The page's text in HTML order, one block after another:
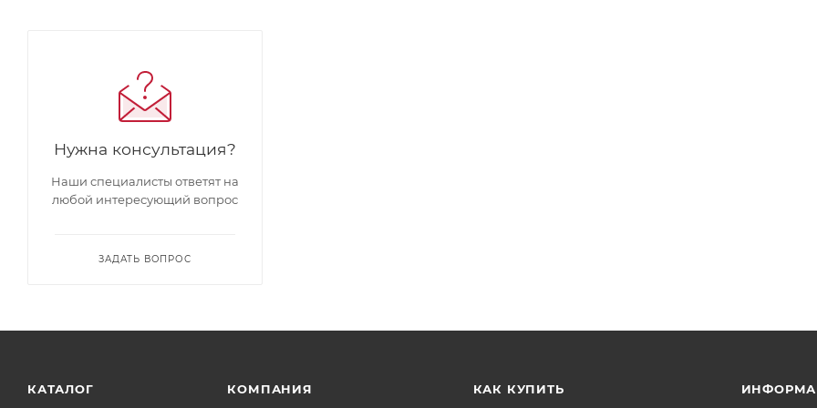
Нужна консультация?
Наши специалисты ответят на
любой интересующий вопрос
ЗАДАТЬ ВОПРОС
КАТАЛОГ КОМПАНИЯ КАК КУПИТЬ